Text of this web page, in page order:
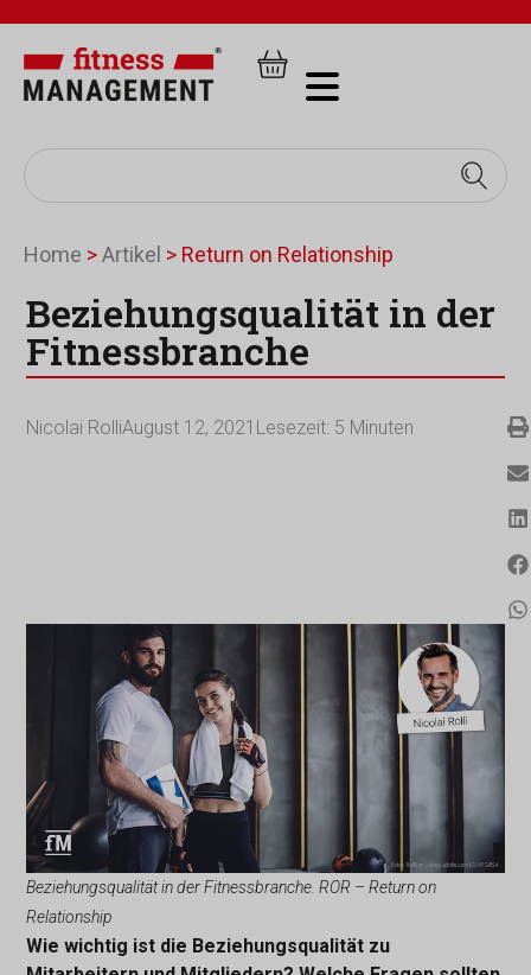
Home >Artikel > Return on Relationship
Beziehungsqualität in der
Fitnessbranche
Nicolai RolliAugust 12, 2021 Lesezeit: 5 Minuten
Beziehungsqualität in der Fitnessbranche. ROR – Return on
Relationship
Wie wichtig ist die Beziehungsqualität zu